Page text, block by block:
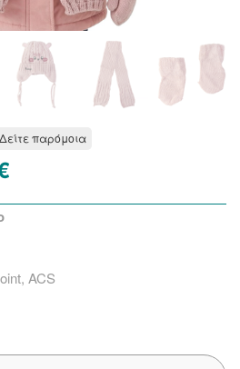
παρόμοια
τρέχουσα
10,00 €.
ACS